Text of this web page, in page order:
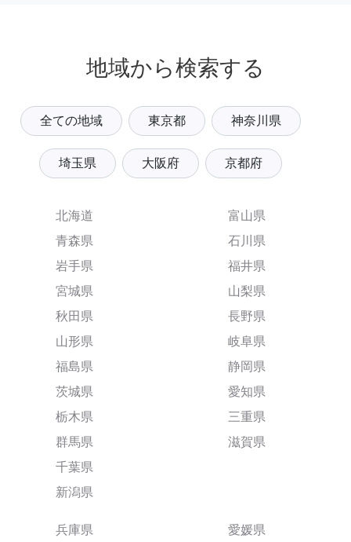
地域から検索する
全ての地域 東京都 神奈川県
埼玉県 大阪府 京都府
北海道
青森県
岩手県
宮城県
秋田県
山形県
福島県
茨城県
栃木県
群馬県
千葉県
新潟県
富山県
石川県
福井県
山梨県
長野県
岐阜県
静岡県
愛知県
三重県
滋賀県
兵庫県 愛媛県